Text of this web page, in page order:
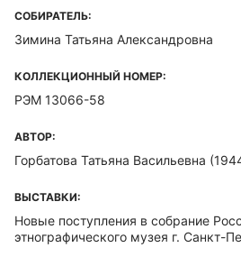
СОБИРАТЕЛЬ:
Зимина Татьяна Александровна
КОЛЛЕКЦИОННЫЙ НОМЕР:
РЭМ 13066-58
АВТОР:
Горбатова Татьяна Васильевна
ВЫСТАВКИ:
Новые поступления в собрание
этнографического музея г. Санкт-